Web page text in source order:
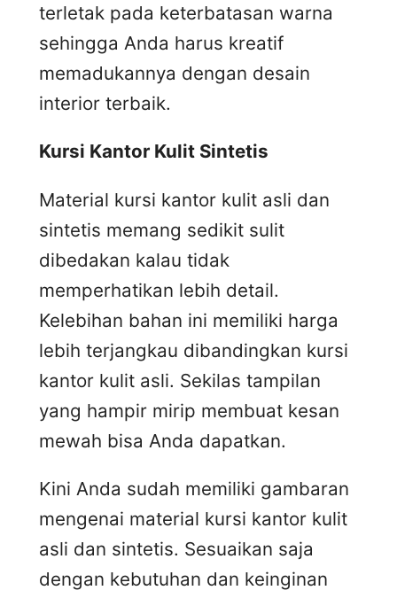
terletak pada keterbatasan warna
sehingga Anda harus kreatif
memadukannya dengan desain
interior terbaik.
Kursi Kantor Kulit Sintetis
Material kursi kantor kulit asli dan
sintetis memang sedikit sulit
dibedakan kalau tidak
memperhatikan lebih detail.
Kelebihan bahan ini memiliki harga
lebih terjangkau dibandingkan kursi
kantor kulit asli. Sekilas tampilan
yang hampir mirip membuat kesan
mewah bisa Anda dapatkan.
Kini Anda sudah memiliki gambaran
mengenai material kursi kantor kulit
asli dan sintetis. Sesuaikan saja
dengan kebutuhan dan keinginan